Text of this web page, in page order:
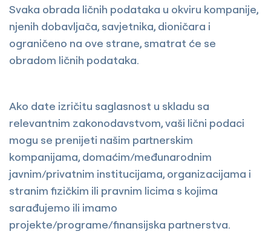
Svaka obrada ličnih podataka u okviru kompanije,
njenih dobavljača, savjetnika, dioničara i
ograničeno na ove strane, smatrat će se
obradom ličnih podataka.
Ako date izričitu saglasnost u skladu sa
relevantnim zakonodavstvom, vaši lični podaci
mogu se prenijeti našim partnerskim
kompanijama, domaćim/međunarodnim
javnim/privatnim institucijama, organizacijama i
stranim fizičkim ili pravnim licima s kojima
sarađujemo ili imamo
projekte/programe/finansijska partnerstva.